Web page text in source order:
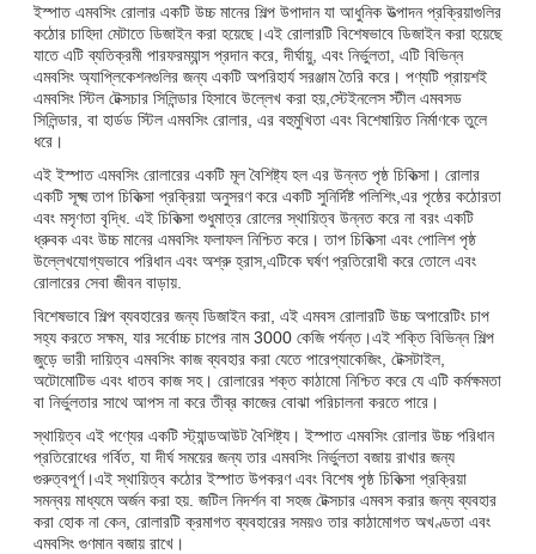
ইস্পাত এমবসিং রোলার একটি উচ্চ মানের শিল্প উপাদান যা আধুনিক উত্পাদন প্রক্রিয়াগুলির
কঠোর চাহিদা মেটাতে ডিজাইন করা হয়েছে।এই রোলারটি বিশেষভাবে ডিজাইন করা হয়েছে
যাতে এটি ব্যতিক্রমী পারফরম্যান্স প্রদান করে, দীর্ঘায়ু, এবং নির্ভুলতা, এটি বিভিন্ন
এমবসিং অ্যাপ্লিকেশনগুলির জন্য একটি অপরিহার্য সরঞ্জাম তৈরি করে। পণ্যটি প্রায়শই
এমবসিং স্টিল টেক্সচার সিলিন্ডার হিসাবে উল্লেখ করা হয়,স্টেইনলেস স্টীল এমবসড
সিলিন্ডার, বা হার্ডড স্টিল এমবসিং রোলার, এর বহুমুখিতা এবং বিশেষায়িত নির্মাণকে তুলে
ধরে।
এই ইস্পাত এমবসিং রোলারের একটি মূল বৈশিষ্ট্য হল এর উন্নত পৃষ্ঠ চিকিত্সা। রোলার
একটি সূক্ষ্ম তাপ চিকিত্সা প্রক্রিয়া অনুসরণ করে একটি সুনির্দিষ্ট পলিশিং,এর পৃষ্ঠের কঠোরতা
এবং মসৃণতা বৃদ্ধি. এই চিকিত্সা শুধুমাত্র রোলের স্থায়িত্ব উন্নত করে না বরং একটি
ধ্রুবক এবং উচ্চ মানের এমবসিং ফলাফল নিশ্চিত করে। তাপ চিকিত্সা এবং পোলিশ পৃষ্ঠ
উল্লেখযোগ্যভাবে পরিধান এবং অশ্রু হ্রাস,এটিকে ঘর্ষণ প্রতিরোধী করে তোলে এবং
রোলারের সেবা জীবন বাড়ায়.
বিশেষভাবে শিল্প ব্যবহারের জন্য ডিজাইন করা, এই এমবস রোলারটি উচ্চ অপারেটিং চাপ
সহ্য করতে সক্ষম, যার সর্বোচ্চ চাপের নাম 3000 কেজি পর্যন্ত।এই শক্তি বিভিন্ন শিল্প
জুড়ে ভারী দায়িত্ব এমবসিং কাজ ব্যবহার করা যেতে পারেপ্যাকেজিং, টেক্সটাইল,
অটোমোটিভ এবং ধাতব কাজ সহ। রোলারের শক্ত কাঠামো নিশ্চিত করে যে এটি কর্মক্ষমতা
বা নির্ভুলতার সাথে আপস না করে তীব্র কাজের বোঝা পরিচালনা করতে পারে।
স্থায়িত্ব এই পণ্যের একটি স্ট্যান্ডআউট বৈশিষ্ট্য। ইস্পাত এমবসিং রোলার উচ্চ পরিধান
প্রতিরোধের গর্বিত, যা দীর্ঘ সময়ের জন্য তার এমবসিং নির্ভুলতা বজায় রাখার জন্য
গুরুত্বপূর্ণ।এই স্থায়িত্ব কঠোর ইস্পাত উপকরণ এবং বিশেষ পৃষ্ঠ চিকিত্সা প্রক্রিয়া
সমন্বয় মাধ্যমে অর্জন করা হয়. জটিল নিদর্শন বা সহজ টেক্সচার এমবস করার জন্য ব্যবহার
করা হোক না কেন, রোলারটি ক্রমাগত ব্যবহারের সময়ও তার কাঠামোগত অখণ্ডতা এবং
এমবসিং গুণমান বজায় রাখে।